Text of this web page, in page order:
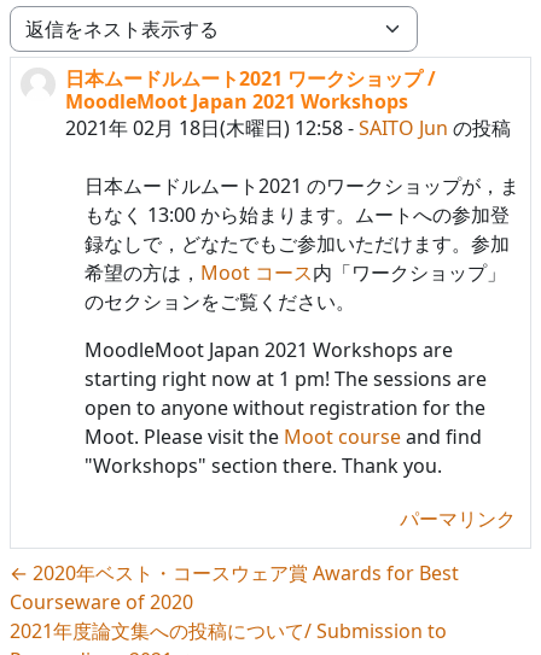
表示モード
日本ムードルムート2021 ワークショップ /
MoodleMoot Japan 2021 Workshops
2021年 02月 18日(木曜日) 12:58-SAITO Jun の投稿
返信数: 0
日本ムードルムート2021 のワークショップが，ま
もなく 13:00 から始まります。ムートへの参加登
録なしで，どなたでもご参加いただけます。参加
希望の方は， Moot コース内「ワークショップ」
のセクションをご覧ください。
MoodleMoot Japan 2021 Workshops are
starting right now at 1 pm! The sessions are
open to anyone without registration for the
Moot. Please visit the Moot courseand find
"Workshops" section there. Thank you.
パーマリンク
← 2020年ベスト・コースウェア賞 Awards for Best
Courseware of 2020
2021年度論文集への投稿について/ Submission to